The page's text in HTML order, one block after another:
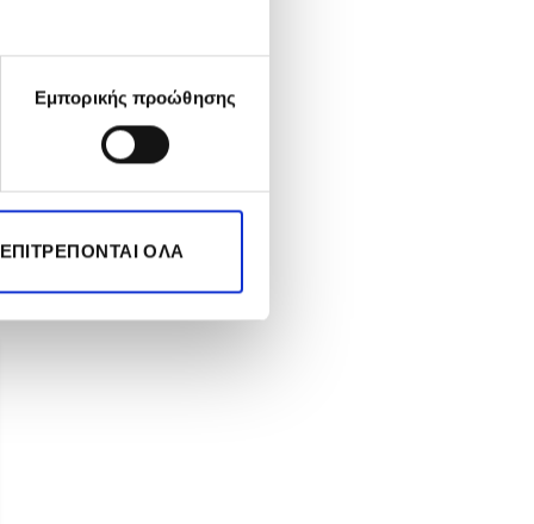
Εμπορικής προώθησης
ΌΛΑ